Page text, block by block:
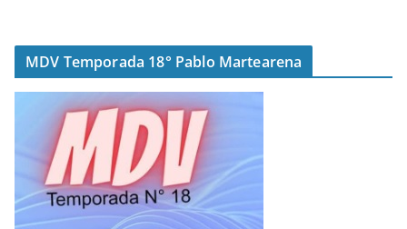
MDV Temporada 18° Pablo Martearena